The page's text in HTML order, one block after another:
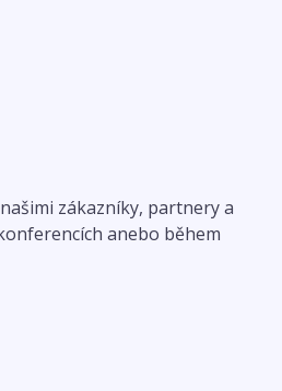
zákazníky, partnery a
anebo během